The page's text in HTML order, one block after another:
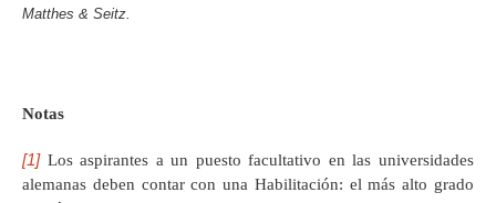
Matthes & Seitz.
Notas
[1]Los aspirantes a un puesto facultativo en las universidades
alemanas deben contar con una Habilitación: el más alto grado